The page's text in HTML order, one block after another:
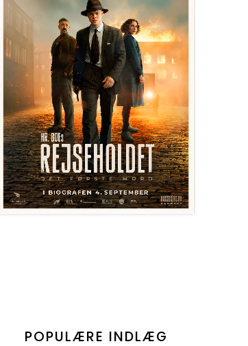
POPULÆRE INDLÆG